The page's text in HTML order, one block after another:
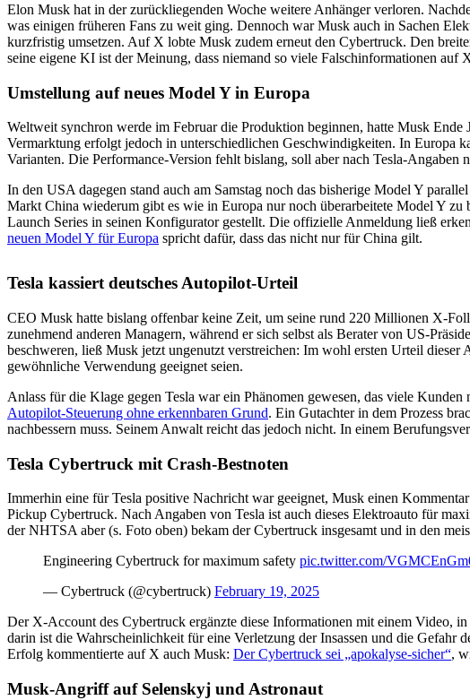
Elon Musk hat in der zurückliegenden Woche weitere Anhänger verloren.
was einigen früheren Fans zu weit ging. Dennoch war Musk auch in Sachen
kurzfristig umsetzen. Auf X lobte Musk zudem erneut den Cybertruck. Den
seine eigene KI ist der Meinung, dass niemand so viele Falschinformationen auf
Umstellung auf neues Model Y in Europa
Weltweit synchron werde im Februar die Produktion beginnen, hatte Musk Ende
Vermarktung erfolgt jedoch in unterschiedlichen Geschwindigkeiten. In Europa
Varianten. Die Performance-Version fehlt bislang, soll aber nach Tesla-Angaben
In den USA dagegen stand auch am Samstag noch das bisherige Model Y
Markt China wiederum gibt es wie in Europa nur noch überarbeitete Model Y
Launch Series in seinen Konfigurator gestellt. Die offizielle Anmeldung ließ
neuen Model Y für Europa spricht dafür, dass das nicht nur für China gilt.
Tesla kassiert deutsches Autopilot-Urteil
CEO Musk hatte bislang offenbar keine Zeit, um seine rund 220 Millionen X-
zunehmend anderen Managern, während er sich selbst als Berater von US-
beschweren, ließ Musk jetzt ungenutzt verstreichen: Im wohl ersten Urteil dieser
gewöhnliche Verwendung geeignet seien.
Anlass für die Klage gegen Tesla war ein Phänomen gewesen, das viele
Autopilot-Steuerung ohne erkennbaren Grund. Ein Gutachter in dem Prozess
nachbessern muss. Seinem Anwalt reicht das jedoch nicht. In einem
Tesla Cybertruck mit Crash-Bestnoten
Immerhin eine für Tesla positive Nachricht war geeignet, Musk einen
Pickup Cybertruck. Nach Angaben von Tesla ist auch dieses Elektroauto für
der NHTSA aber (s. Foto oben) bekam der Cybertruck insgesamt und in den
Engineering Cybertruck for maximum safety pic.twitter.com/
— Cybertruck (@cybertruck) February 19, 2025
Der X-Account des Cybertruck ergänzte diese Informationen mit einem Video,
darin ist die Wahrscheinlichkeit für eine Verletzung der Insassen und die Gefahr
Erfolg kommentierte auf X auch Musk: Der Cybertruck sei „apokalyse-sicher“,
Musk-Angriff auf Selenskyj und Astronaut